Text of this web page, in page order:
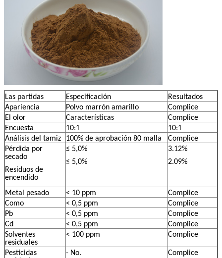
Las partidas Especificación
Resultados
Apariencia
Polvo marrón amarillo
Complice
El olor
Características
Complice
Encuesta
10:1
10:1
Análisis del tamiz
100% de aprobación 80 malla
Complice
Pérdida por
secado
Residuos de
encendido
≤ 5,0%
≤ 5,0%
3.12%
2.09%
Metal pesado < 10 ppm
Complice
Como
< 0,5 ppm
Complice
Pb
< 0,5 ppm
Complice
Cd
< 0,5 ppm
Complice
Solventes
residuales
< 100 ppm Complice
Pesticidas
- No. Complice